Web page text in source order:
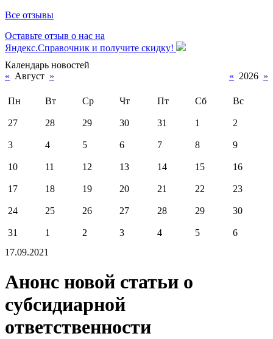
Все отзывы
Оставьте отзыв о нас на
Яндекс.Справочник и получите скидку!
Календарь новостей
« Август » « 2026 »
Пн Вт Ср Чт Пт Сб Вс
27 28 29 30 31 1 2
3 4 5 6 7 8 9
10 11 12 13 14 15 16
17 18 19 20 21 22 23
24 25 26 27 28 29 30
31 1 2 3 4 5
6
17.09.2021
Анонс новой статьи о
субсидиарной
ответственности